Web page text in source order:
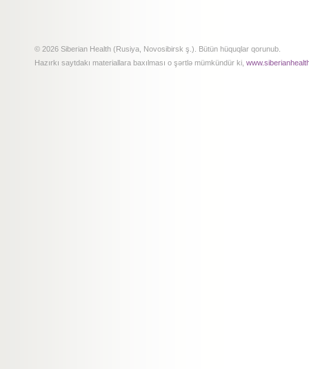
© 2026 Siberian Health (Rusiya, Novosibirsk ş.). Bütün hüquqlar qorunub.
Hazırkı saytdakı materiallara baxılması o şərtlə mümkündür ki,